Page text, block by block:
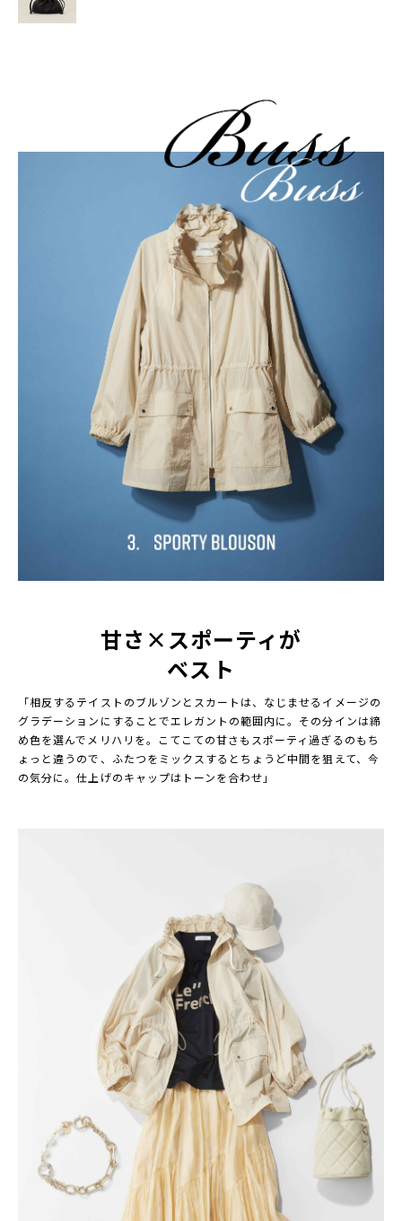
甘さ×スポーティが
ベスト
「相反するテイストのブルゾンとスカートは、なじませるイメージの
グラデーションにすることでエレガントの範囲内に。その分インは締
め色を選んでメリハリを。こてこての甘さもスポーティ過ぎるのもち
ょっと違うので、ふたつをミックスするとちょうど中間を狙えて、今
の気分に。仕上げのキャップはトーンを合わせ」